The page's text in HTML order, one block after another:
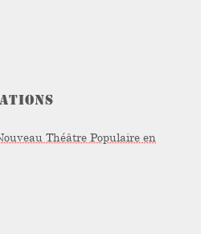
Théâtre Populaire en